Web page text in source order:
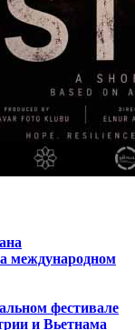
международном
фестивале
и Вьетнама